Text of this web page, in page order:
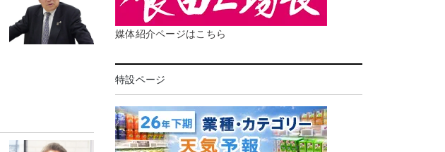
媒体紹介ページはこちら
特設ページ